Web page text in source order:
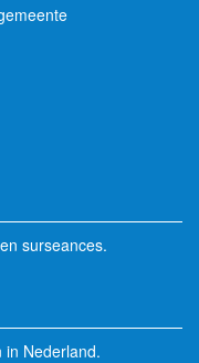
surseances.
in Nederland.